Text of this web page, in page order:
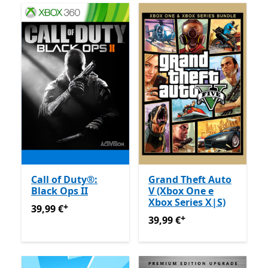
Call of Duty®:
Black Ops II
39,99 €Ofertas em compras de aplicações
39,99 €+
Grand Theft Auto
V (Xbox One e
Xbox Series X|S)
39,99 €Ofertas em
39,99 €+